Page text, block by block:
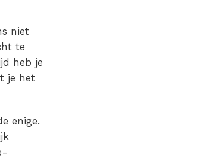
niet
te
heb je
je het
enige.